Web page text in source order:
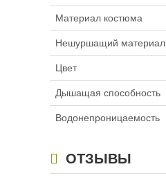
Материал костюма
Нешуршащий материал
Цвет
Дышащая способность
Водонепроницаемость
ОТЗЫВЫ